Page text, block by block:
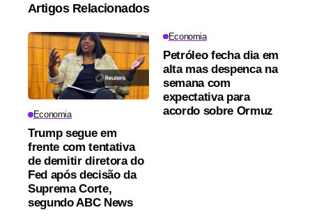
Artigos Relacionados
Economia
Trump segue em
frente com tentativa
de demitir diretora do
Fed após decisão da
Suprema Corte,
segundo ABC News
Economia
Petróleo fecha dia em
alta mas despenca na
semana com
expectativa para
acordo sobre Ormuz